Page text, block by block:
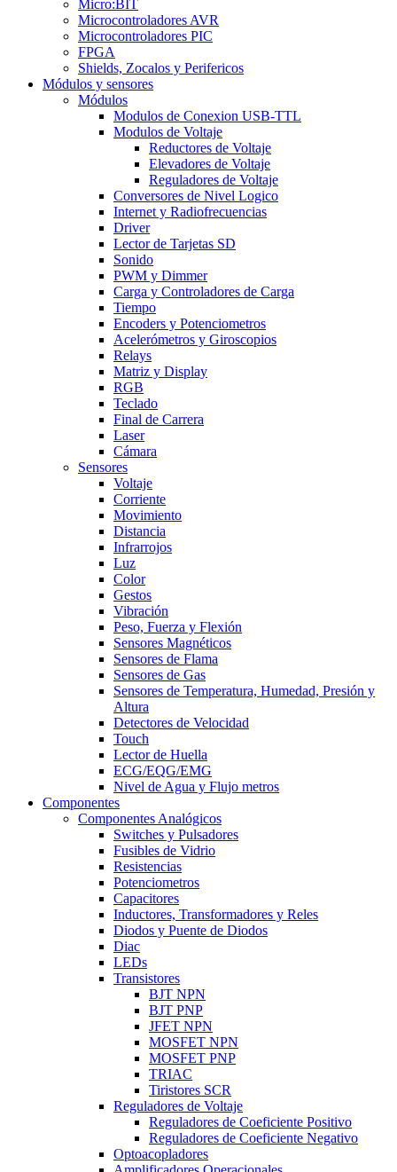
Micro:BIT
Microcontroladores AVR
Microcontroladores PIC
FPGA
Shields, Zocalos y Perifericos
Módulos y sensores
Módulos
Modulos de Conexion USB-TTL
Modulos de Voltaje
Reductores de Voltaje
Elevadores de Voltaje
Reguladores de Voltaje
Conversores de Nivel Logico
Internet y Radiofrecuencias
Driver
Lector de Tarjetas SD
Sonido
PWM y Dimmer
Carga y Controladores de Carga
Tiempo
Encoders y Potenciometros
Acelerómetros y Giroscopios
Relays
Matriz y Display
RGB
Teclado
Final de Carrera
Laser
Cámara
Sensores
Voltaje
Corriente
Movimiento
Distancia
Infrarrojos
Luz
Color
Gestos
Vibración
Peso, Fuerza y Flexión
Sensores Magnéticos
Sensores de Flama
Sensores de Gas
Sensores de Temperatura, Humedad, Presión y
Altura
Detectores de Velocidad
Touch
Lector de Huella
ECG/EQG/EMG
Nivel de Agua y Flujo metros
Componentes
Componentes Analógicos
Switches y Pulsadores
Fusibles de Vidrio
Resistencias
Potenciometros
Capacitores
Inductores, Transformadores y Reles
Diodos y Puente de Diodos
Diac
LEDs
Transistores
BJT NPN
BJT PNP
JFET NPN
MOSFET NPN
MOSFET PNP
TRIAC
Tiristores SCR
Reguladores de Voltaje
Reguladores de Coeficiente Positivo
Reguladores de Coeficiente Negativo
Optoacopladores